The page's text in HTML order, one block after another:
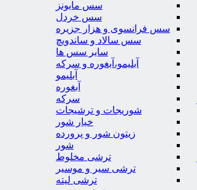
سس مایونز
سس خردل
سس فرانسوی و هزار جزیره
سس سالاد و ساندویچ
سایر سس ها
آبلیمو،آبغوره و سرکه
آبلیمو
آبغوره
سرکه
شوریجات و ترشیجات
خیار شور
زیتون شور و پرورده
شور
ترشی مخلوط
ترشی سیر و موسیر
ترشی لیته